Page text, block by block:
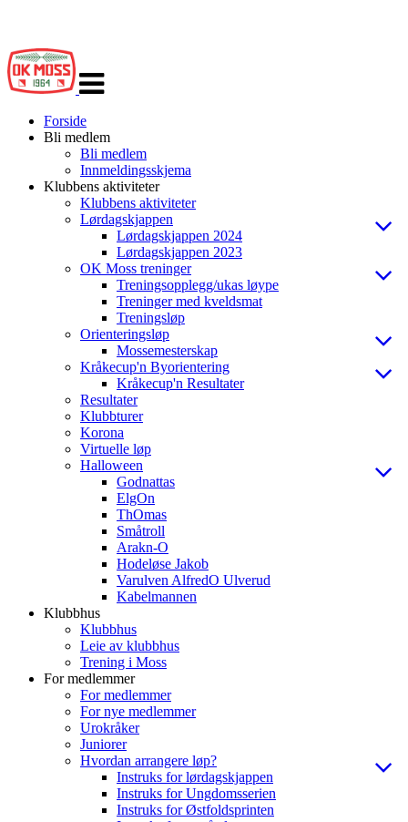
navigasjon
Forside
Bli medlem
Bli medlem
Innmeldingsskjema
Klubbens aktiviteter
Klubbens aktiviteter
Lørdagskjappen
Lørdagskjappen 2024
Lørdagskjappen 2023
OK Moss treninger
Treningsopplegg/ukas løype
Treninger med kveldsmat
Treningsløp
Orienteringsløp
Mossemesterskap
Kråkecup'n Byorientering
Kråkecup'n Resultater
Resultater
Klubbturer
Korona
Virtuelle løp
Halloween
Godnattas
ElgOn
ThOmas
Småtroll
Arakn-O
Hodeløse Jakob
Varulven AlfredO Ulverud
Kabelmannen
Klubbhus
Klubbhus
Leie av klubbhus
Trening i Moss
For medlemmer
For medlemmer
For nye medlemmer
Urokråker
Juniorer
Hvordan arrangere løp?
Instruks for lørdagskjappen
Instruks for Ungdomsserien
Instruks for Østfoldsprinten